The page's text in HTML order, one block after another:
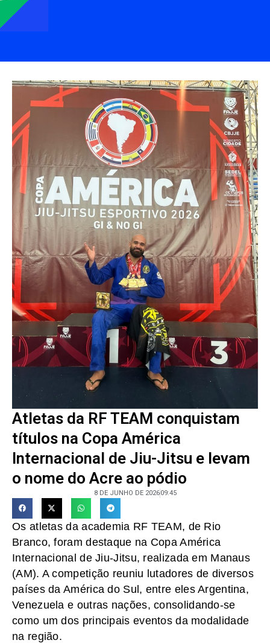
Atletas da RF TEAM conquistam
títulos na Copa América
Internacional de Jiu-Jitsu e levam
o nome do Acre ao pódio
8 DE JUNHO DE 202609:45
Os atletas da academia RF TEAM, de Rio
Branco, foram destaque na Copa América
Internacional de Jiu-Jitsu, realizada em Manaus
(AM). A competição reuniu lutadores de diversos
países da América do Sul, entre eles Argentina,
Venezuela e outras nações, consolidando-se
como um dos principais eventos da modalidade
na região.